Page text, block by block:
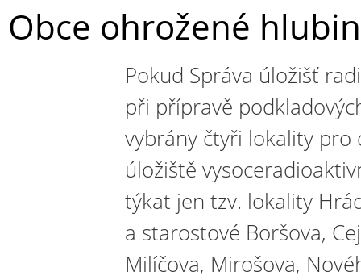
Obce ohrožené
Pokud Správa úložišť
při přípravě
vybrány čtyři lokality
úložiště
týkat jen tzv. lokality
a starostové Boršova,
Milíčova, Mirošova,